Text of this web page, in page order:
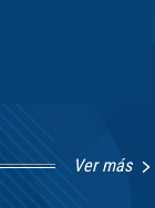
Ver más